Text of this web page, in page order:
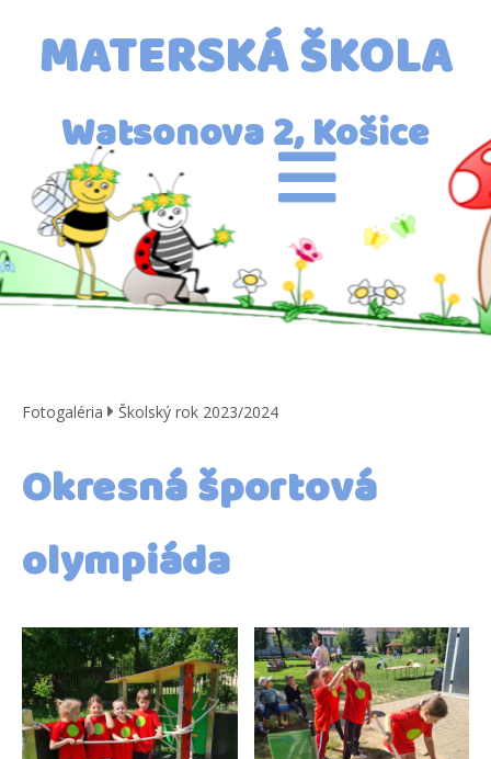
MATERSKÁ ŠKOLA
Watsonova 2, Košice
Fotogaléria Školský rok 2023/2024
Okresná športová
olympiáda